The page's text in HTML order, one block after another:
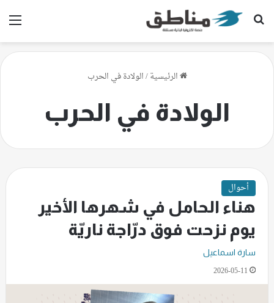
بحث عن
الرئيسية/الولادة في الحرب
الولادة في الحرب
أحوال
هناء الحامل في شهرها الأخير
يوم نزحت فوق درّاجة ناريّة
سارة اسماعيل
2026-05-11